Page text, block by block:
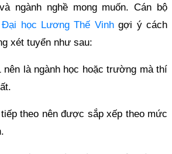
ngành nghề mong muốn. Cán bộ
học Lương Thế Vinhgợi ý cách
xét tuyển như sau:
nên là ngành học hoặc trường mà thí
theo nên được sắp xếp theo mức